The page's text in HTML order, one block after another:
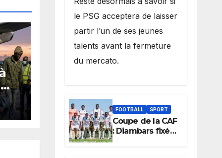
le PSG acceptera de laisser
partir l’un de ses jeunes
talents avant la fermeture
du mercato.
FOOTBALL SPORT
Coupe de la CAF
: Diambars fixé
sur son destin